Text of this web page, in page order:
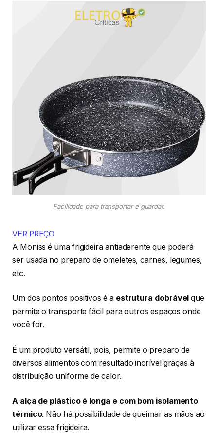
Facilidade para transportar e guardar.
VER PREÇO
A Moniss é uma frigideira antiaderente que poderá
ser usada no preparo de omeletes, carnes, legumes,
etc.
Um dos pontos positivos é a estrutura dobrável que
permite o transporte fácil para outros espaços onde
você for.
É um produto versátil, pois, permite o preparo de
diversos alimentos com resultado incrível graças à
distribuição uniforme de calor.
A alça de plástico é longa e com bom isolamento
térmico. Não há possibilidade de queimar as mãos ao
utilizar essa frigideira.